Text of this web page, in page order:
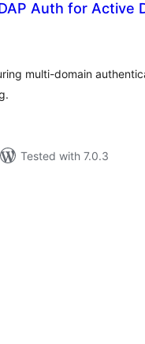
Auth for Active
multi-domain
Tested with 7.0.3